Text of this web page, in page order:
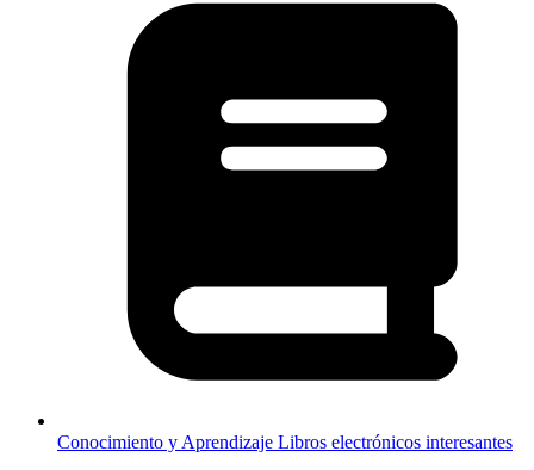
Conocimiento y Aprendizaje Libros electrónicos interesantes